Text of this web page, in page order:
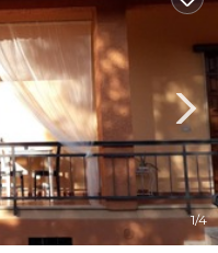
1/4